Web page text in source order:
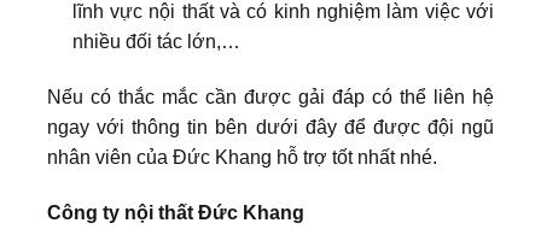
lĩnh vực nội thất và có kinh nghiệm làm việc với
nhiều đối tác lớn,…
Nếu có thắc mắc cần được gải đáp có thể liên hệ
ngay với thông tin bên dưới đây để được đội ngũ
nhân viên của Đức Khang hỗ trợ tốt nhất nhé.
Công ty nội thất Đức Khang